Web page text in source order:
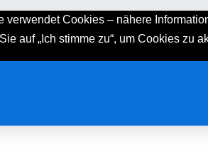
verwendet Cookies – nähere
auf „Ich stimme zu“, um Cookies zu